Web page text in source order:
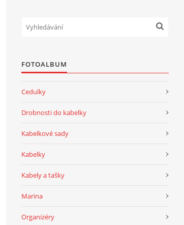
FOTOALBUM
Cedulky
Drobnosti do kabelky
Kabelkové sady
Kabelky
Kabely a tašky
Marina
Organizéry